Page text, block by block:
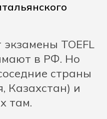
TOEFL
в РФ. Но
страны
Казахстан) и
там.